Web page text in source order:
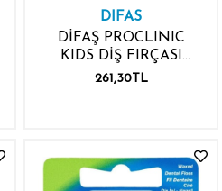
DIFAS
DİFAŞ PROCLINIC
KIDS DİŞ FIRÇASI
ÇOCUK
261,30TL